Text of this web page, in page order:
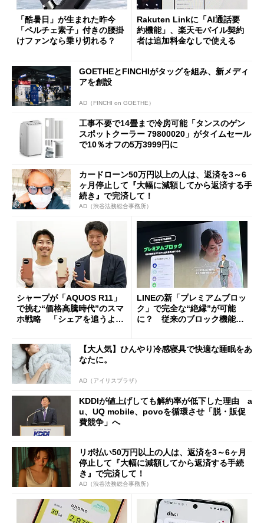
「酷暑日」が生まれた昨今
「ペルチェ素子」付きの腰掛
けファンなら乗り切れる？
Rakuten Linkに「AI通話要
約機能」、楽天モバイル契約
者は追加料金なしで使える
GOETHEとFINCHIがタッグを組み、新メディ
アを創設
AD（FINCHI on GOETHE）
工事不要で14畳まで冷房可能「タンスのゲン
スポットクーラー 79800020」がタイムセール
で10％オフの5万3999円に
カードローン50万円以上の人は、返済を3～6
ヶ月停止して『大幅に減額してから返済する手
続き』で完済して！
AD（渋谷法務総合事務所）
シャープが「AQUOS R11」
で挑む“価格高騰時代”のスマ
ホ戦略 「シェアを追うより
LINEの新「プレミアムブロッ
ク」で完全な“絶縁”が可能
に？ 従来のブロック機能と
【大人気】ひんやり冷感寝具で快適な睡眠をあ
なたに。
AD（アイリスプラザ）
KDDIが値上げしても解約率が低下した理由 a
u、UQ mobile、povoを循環させ「脱・販促
費競争」へ
リボ払い50万円以上の人は、返済を3～6ヶ月
停止して『大幅に減額してから返済する手続
き』で完済して！
AD（渋谷法務総合事務所）